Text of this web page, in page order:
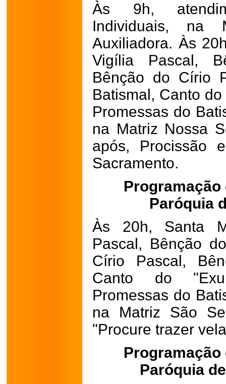
Às 9h,
Individuais, na
Auxiliadora. Às
Vigília Pascal,
Bênção do Círio
Batismal, Canto
Promessas do
na Matriz Nossa
após, Procissão
Sacramento.
Programação
Paróquia
Às 20h, Santa
Pascal, Bênção
Círio Pascal,
Canto do
Promessas do
na Matriz São
"Procure trazer
Programação
Paróquia